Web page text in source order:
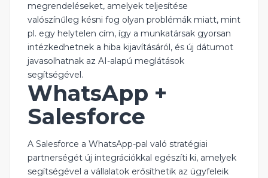
megrendeléseket, amelyek teljesítése
valószínűleg késni fog olyan problémák miatt, mint
pl. egy helytelen cím, így a munkatársak gyorsan
intézkedhetnek a hiba kijavításáról, és új dátumot
javasolhatnak az AI-alapú meglátások
segítségével.
WhatsApp +
Salesforce
A Salesforce a WhatsApp-pal való stratégiai
partnerségét új integrációkkal egészíti ki, amelyek
segítségével a vállalatok erősíthetik az ügyfeleik